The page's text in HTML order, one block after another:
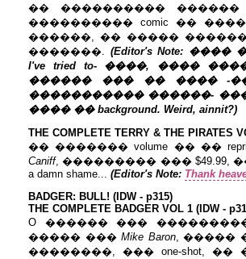
�� ���������� ������
���������� comic ��
������, �� �����
�������. (Editor's Note:
I've tried to- ����, ����
������ ��� �� ���� -
����������� ������-
���� �� background. Weird, ainnit?)
THE COMPLETE TERRY & THE PIRATES
�� ������� volume �� ��
Caniff, ��������� ��� $49.99,
a damn shame... (Editor's Note: Thank
BADGER: BULL! (IDW - p315)
THE COMPLETE BADGER VOL 1 (IDW -
O ������ ���
����� ��� Mike Baron, �����
��������, ��� one-shot,